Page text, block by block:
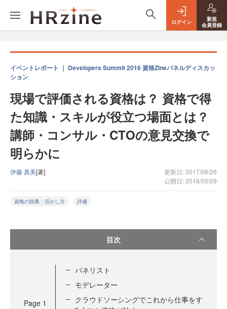
ログイン
新規
会員登録
イベントレポート ｜ Developers Summit 2016 資格Zineパネルディスカッ
ション
現場で評価される資格は？ 資格で得
た知識・スキルが役立つ場面とは？
講師・コンサル・CTOの意見交換で
明らかに
伊藤 真美[著]
更新日: 2017/06/26
公開日: 2016/05/09
資格の効果・活かし方 評価
目次
Page 1
パネリスト
モデレーター
クラウドソーシングでこれから仕事をす